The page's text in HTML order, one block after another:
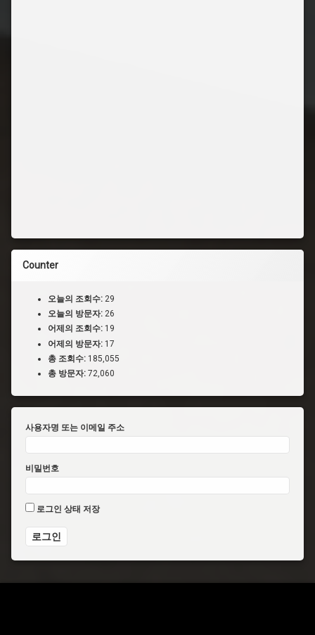
Counter
오늘의 조회수: 29
오늘의 방문자: 26
어제의 조회수: 19
어제의 방문자: 17
총 조회수: 185,055
총 방문자: 72,060
사용자명 또는 이메일 주소
비밀번호
로그인 상태 저장